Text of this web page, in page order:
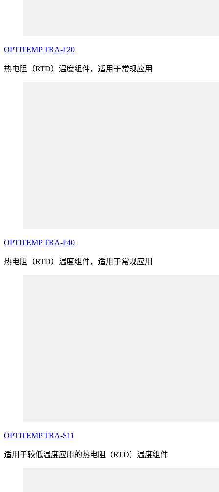
OPTITEMP TRA-P20
热电阻（RTD）温度组件，适用于常规应用
OPTITEMP TRA-P40
热电阻（RTD）温度组件，适用于常规应用
OPTITEMP TRA-S11
适用于较低温度应用的热电阻（RTD）温度组件